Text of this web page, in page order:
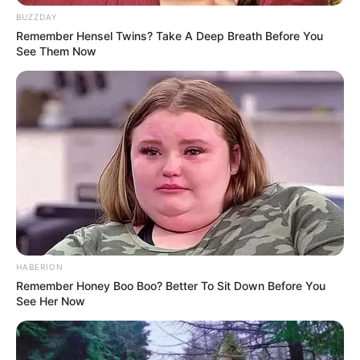
Hobi: Olahraga
Facebook: –
X: @sahilata
Threads:@sahilahisyam
Instagram:@sahilahisyam
TikTok:
@sahilahisyam8
Tinggi, Berat, & Penampilan Fisik
Tinggi Badan: 166 cm
Berat Badan: –
Golongan Darah: –
Warna Rambut:
BUZZDAY
Remember Hensel Twins? Take A Deep Breath Before You
See Them Now
HABERION
Remember Honey Boo Boo? Better To Sit Down Before You
See Her Now